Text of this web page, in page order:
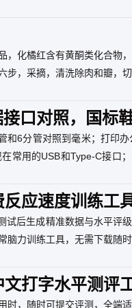
名称复制粘贴进去查询是否有
，化橘红含有黄酮类化合物
步，采摘，清洗除肉和瓣，
口对照，国标
。
和6分管对照到毫米；打印办
常用的USB和Type-C接口
应速度训练工
试后生成精准数据与水平评
脑力训练工具，无需下载随
打字水平测评
时，随时可提交评测，全端